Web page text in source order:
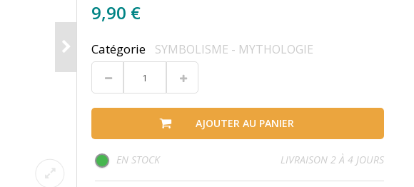
9,90 €
Catégorie SYMBOLISME - MYTHOLOGIE
AJOUTER AU PANIER
EN STOCK LIVRAISON 2 À 4 JOURS